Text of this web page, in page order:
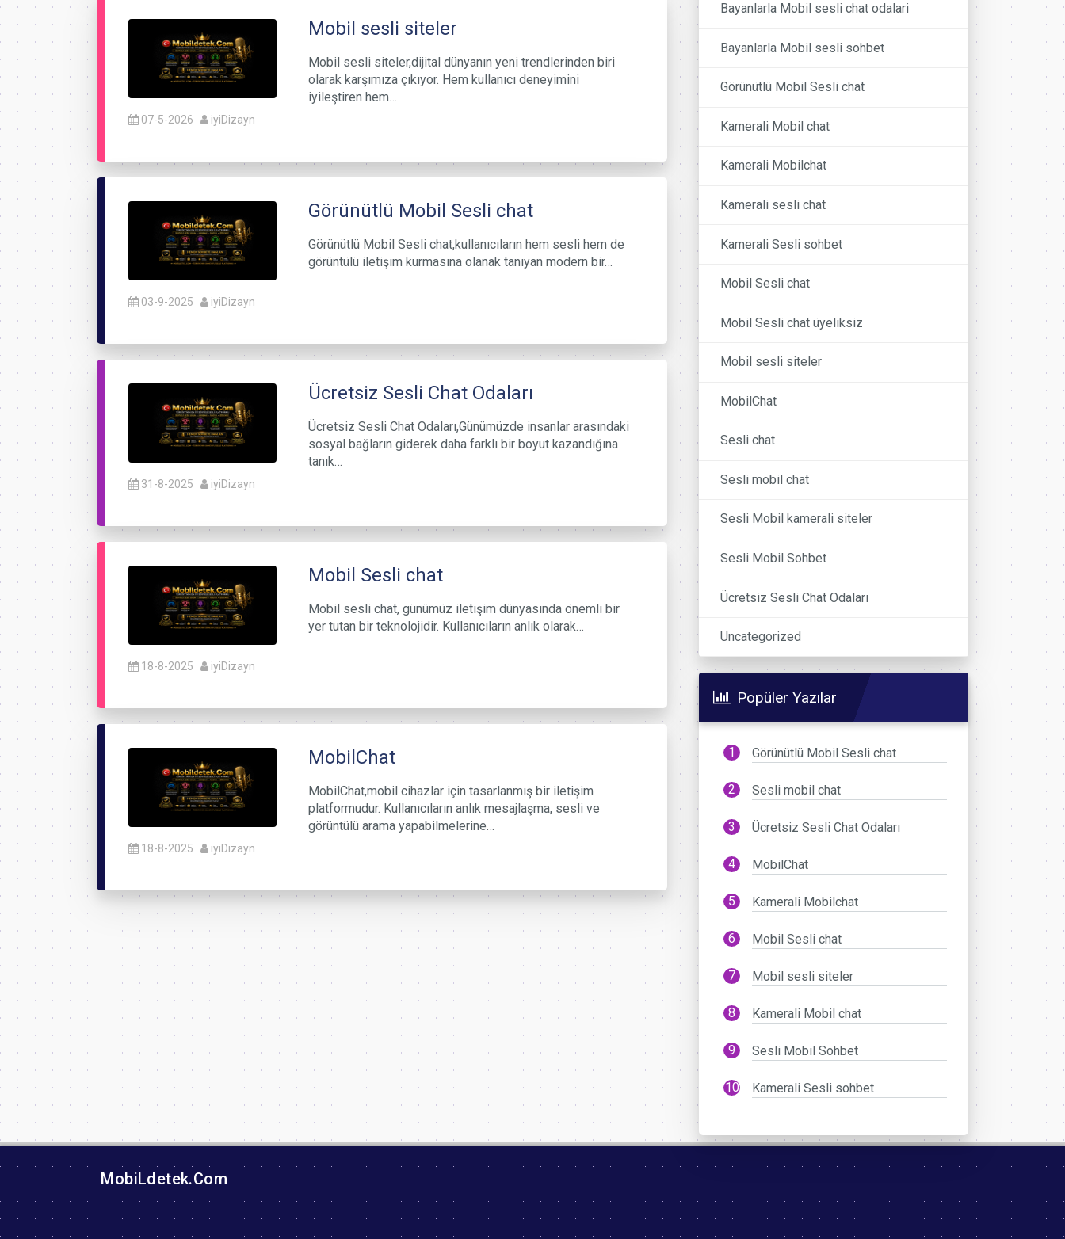
07-5-2026 iyiDizayn
Mobil sesli siteler
Mobil sesli siteler,dijital dünyanın yeni trendlerinden biri
olarak karşımıza çıkıyor. Hem kullanıcı deneyimini
iyileştiren hem…
03-9-2025 iyiDizayn
Görünütlü Mobil Sesli chat
Görünütlü Mobil Sesli chat,kullanıcıların hem sesli hem de
görüntülü iletişim kurmasına olanak tanıyan modern bir…
31-8-2025 iyiDizayn
Ücretsiz Sesli Chat Odaları
Ücretsiz Sesli Chat Odaları,Günümüzde insanlar arasındaki
sosyal bağların giderek daha farklı bir boyut kazandığına
tanık…
18-8-2025 iyiDizayn
Mobil Sesli chat
Mobil sesli chat, günümüz iletişim dünyasında önemli bir
yer tutan bir teknolojidir. Kullanıcıların anlık olarak…
18-8-2025 iyiDizayn
MobilChat
MobilChat,mobil cihazlar için tasarlanmış bir iletişim
platformudur. Kullanıcıların anlık mesajlaşma, sesli ve
görüntülü arama yapabilmelerine…
Bayanlarla Mobil sesli chat odalari
Bayanlarla Mobil sesli sohbet
Görünütlü Mobil Sesli chat
Kamerali Mobil chat
Kamerali Mobilchat
Kamerali sesli chat
Kamerali Sesli sohbet
Mobil Sesli chat
Mobil Sesli chat üyeliksiz
Mobil sesli siteler
MobilChat
Sesli chat
Sesli mobil chat
Sesli Mobil kamerali siteler
Sesli Mobil Sohbet
Ücretsiz Sesli Chat Odaları
Uncategorized
Popüler Yazılar
Görünütlü Mobil Sesli chat
Sesli mobil chat
Ücretsiz Sesli Chat Odaları
MobilChat
Kamerali Mobilchat
Mobil Sesli chat
Mobil sesli siteler
Kamerali Mobil chat
Sesli Mobil Sohbet
Kamerali Sesli sohbet
MobiLdetek.Com